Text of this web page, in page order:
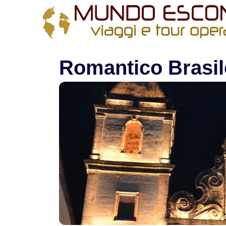
All filters Home > Brasile > Romantico Brasile
Romantico